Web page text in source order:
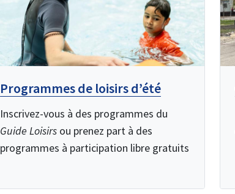
Programmes de loisirs d’été
Inscrivez-vous à des programmes du
Guide Loisirs ou prenez part à des
programmes à participation libre gratuits